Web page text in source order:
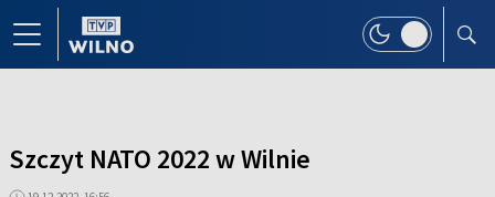
Szczyt NATO 2022 w Wilnie